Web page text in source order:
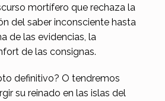
mortífero que rechaza la
del saber inconsciente hasta
de las evidencias, la
de las consignas.
definitivo? O tendremos
su reinado en las islas del